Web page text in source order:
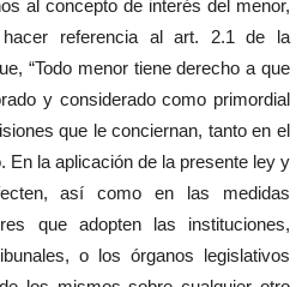
al concepto de interés del menor,
referencia al art. 2.1 de la
“Todo menor tiene derecho a que
y considerado como primordial
que le conciernan, tanto en el
En la aplicación de la presente ley y
así como en las medidas
que adopten las instituciones,
o los órganos legislativos